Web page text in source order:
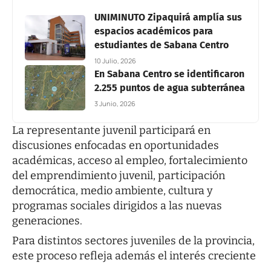
UNIMINUTO Zipaquirá amplía sus
espacios académicos para
estudiantes de Sabana Centro
10 Julio, 2026
En Sabana Centro se identificaron
2.255 puntos de agua subterránea
3 Junio, 2026
La representante juvenil participará en
discusiones enfocadas en oportunidades
académicas, acceso al empleo, fortalecimiento
del emprendimiento juvenil, participación
democrática, medio ambiente, cultura y
programas sociales dirigidos a las nuevas
generaciones.
Para distintos sectores juveniles de la provincia,
este proceso refleja además el interés creciente